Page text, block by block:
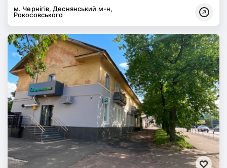
м. Чернігів, Деснянський м-н,
Рокосовського